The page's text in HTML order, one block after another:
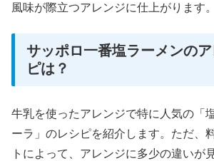
風味が際立つアレンジに仕上がります。
サッポロ一番塩ラーメンの
ピは？
牛乳を使ったアレンジで特に人気の「
ーラ」のレシピを紹介します。ただ、
トによって、アレンジに多少の違いが